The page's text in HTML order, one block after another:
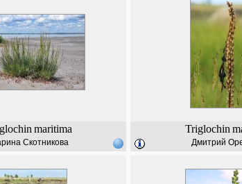
maritima
Скотникова
Triglochin
Дмитрий